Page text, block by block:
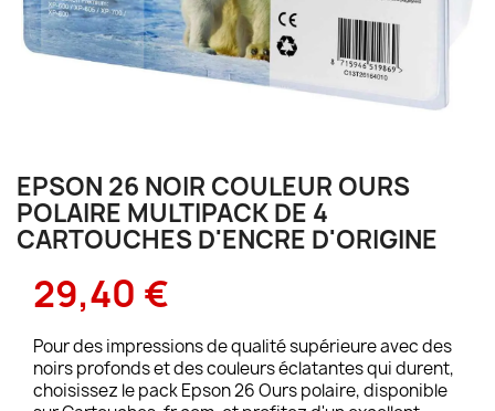
EPSON 26 NOIR COULEUR OURS
POLAIRE MULTIPACK DE 4
CARTOUCHES D'ENCRE D'ORIGINE
29,40 €
Pour des impressions de qualité supérieure avec des
noirs profonds et des couleurs éclatantes qui durent,
choisissez le pack Epson 26 Ours polaire, disponible